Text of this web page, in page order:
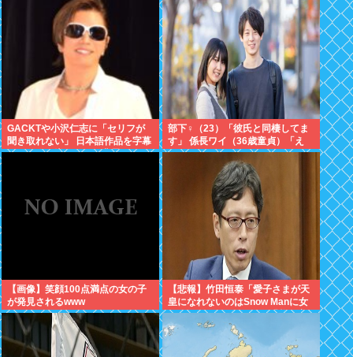
GACKTや小沢仁志に「セリフが
聞き取れない」 日本語作品を字幕
で見る人が増えている背景
部下♀（23）「彼氏と同棲してま
す」 係長ワイ（36歳童貞）「え
っ…？」
【画像】笑顔100点満点の女の子
が発見されるwww
【悲報】竹田恒泰「愛子さまが天
皇になれないのはSnow Manに女
がいないのと同じ」X民「養子案
はSnow Manに竹田恒泰が入るよ
うなもの」